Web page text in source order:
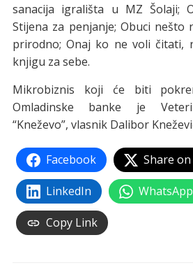
sanacija igrališta u MZ Šolaji;
Stijena za penjanje; Obuci nešto
prirodno; Onaj ko ne voli čitati,
knjigu za sebe.
Mikrobiznis koji će biti
Omladinske banke je
“Kneževo”, vlasnik Dalibor
Facebook Share on
LinkedIn WhatsApp
Copy Link